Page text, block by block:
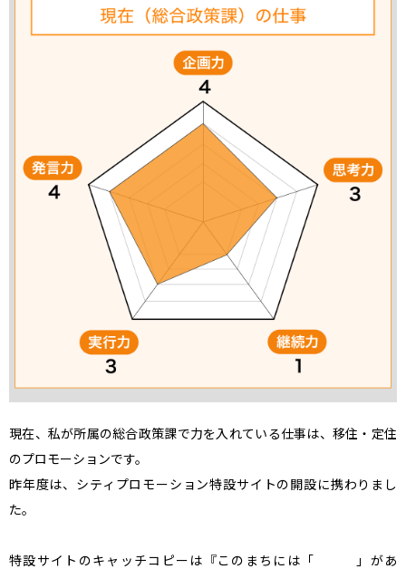
現在、私が所属の総合政策課で力を入れている仕事は、移住・定住
のプロモーションです。
昨年度は、シティプロモーション特設サイトの開設に携わりまし
た。
特設サイトのキャッチコピーは『このまちには「　　　」があ